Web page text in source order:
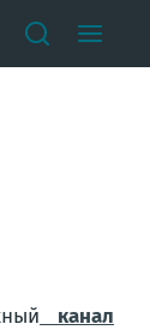
канал